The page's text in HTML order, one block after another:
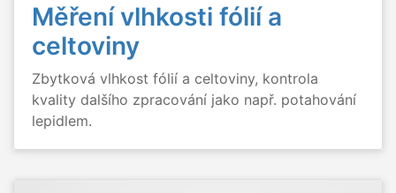
Měření vlhkosti fólií a
celtoviny
Zbytková vlhkost fólií a celtoviny, kontrola
kvality dalšího zpracování jako např. potahování
lepidlem.